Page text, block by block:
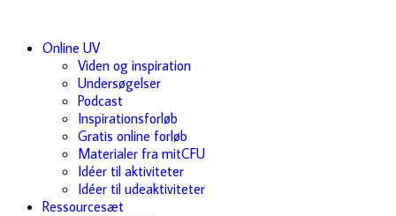
Online UV
Viden og inspiration
Undersøgelser
Podcast
Inspirationsforløb
Gratis online forløb
Materialer fra mitCFU
Idéer til aktiviteter
Idéer til udeaktiviteter
Ressourcesæt